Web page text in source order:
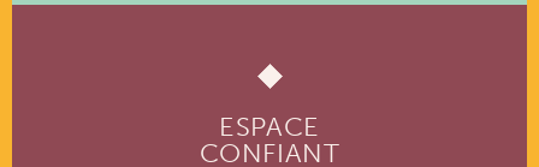
ESPACE
CONFIANT